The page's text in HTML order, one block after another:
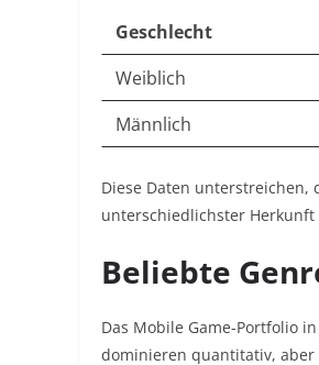
Geschlecht
Weiblich
Männlich
Diese Daten unterstreichen,
unterschiedlichster
Beliebte
Das Mobile Game-Portfolio
dominieren quantitativ, aber